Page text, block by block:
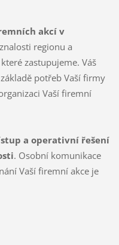
akcí v
regionu a
zastupujeme. Váš
potřeb Vaší firmy
Vaší firemní
a operativní řešení
. Osobní komunikace
Vaší firemní akce je